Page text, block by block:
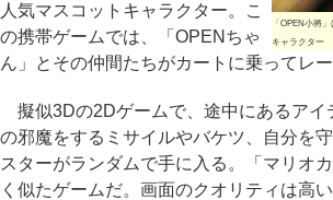
「OPEN小將
キャラクター
人気マスコットキャラクター。こ
の携帯ゲームでは、「OPENちゃ
ん」とその仲間たちがカートに乗ってレー
擬似3Dの2Dゲームで、途中にあるアイ
の邪魔をするミサイルやバケツ、自分を
スターがランダムで手に入る。「マリオ
く似たゲームだ。画面のクオリティは高